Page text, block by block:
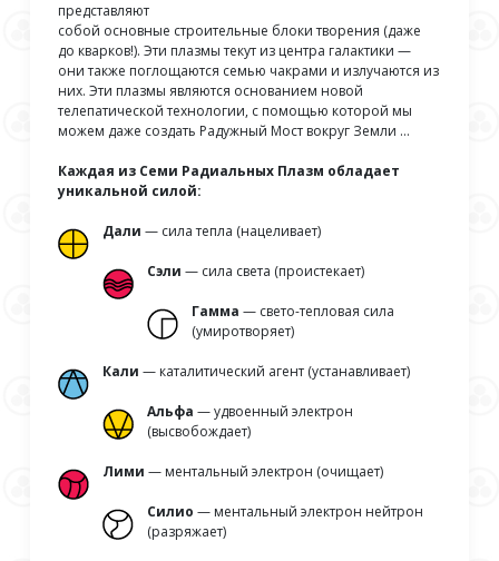
представляют
собой основные строительные блоки творения (даже
до кварков!). Эти плазмы текут из центра галактики —
они также поглощаются семью чакрами и излучаются из
них. Эти плазмы являются основанием новой
телепатической технологии, с помощью которой мы
можем даже создать Радужный Мост вокруг Земли …
Каждая из Семи Радиальных Плазм обладает
уникальной силой:
Дали — сила тепла (нацеливает)
Сэли — сила света (проистекает)
Гамма — свето-тепловая сила
(умиротворяет)
Кали— каталитический агент (устанавливает)
Альфа — удвоенный электрон
(высвобождает)
Лими — ментальный электрон (очищает)
Силио— ментальный электрон нейтрон
(разряжает)